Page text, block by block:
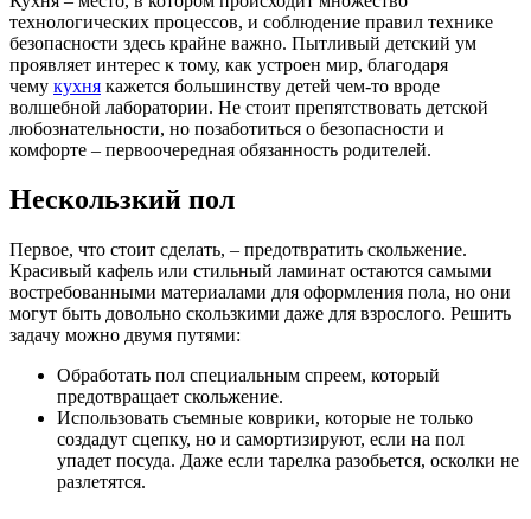
технологических процессов, и соблюдение правил технике
безопасности здесь крайне важно. Пытливый детский ум
проявляет интерес к тому, как устроен мир, благодаря
чему кухня кажется большинству детей чем-то вроде
волшебной лаборатории. Не стоит препятствовать детской
любознательности, но позаботиться о безопасности и
комфорте – первоочередная обязанность родителей.
Нескользкий пол
Первое, что стоит сделать, – предотвратить скольжение.
Красивый кафель или стильный ламинат остаются самыми
востребованными материалами для оформления пола, но они
могут быть довольно скользкими даже для взрослого. Решить
задачу можно двумя путями:
Обработать пол специальным спреем, который
предотвращает скольжение.
Использовать съемные коврики, которые не только
создадут сцепку, но и самортизируют, если на пол
упадет посуда. Даже если тарелка разобьется, осколки не
разлетятся.